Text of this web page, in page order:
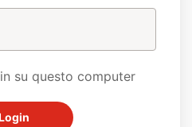
su questo computer